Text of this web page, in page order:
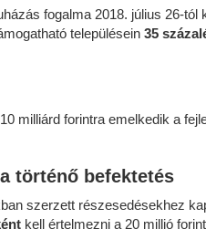
fogalma 2018. július 26-
településein 35
milliárd forintra emelkedik a
történő befektetés
szerzett részesedésekhez
kell értelmezni a 20 millió